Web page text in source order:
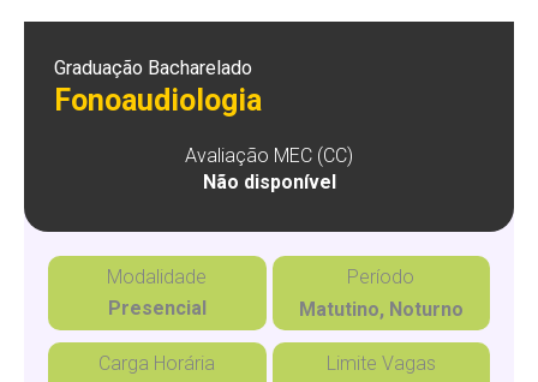
Graduação Bacharelado
Fonoaudiologia
Avaliação MEC (CC)
Não disponível
Modalidade
Presencial
Período
Matutino, Noturno
Carga Horária
Limite Vagas